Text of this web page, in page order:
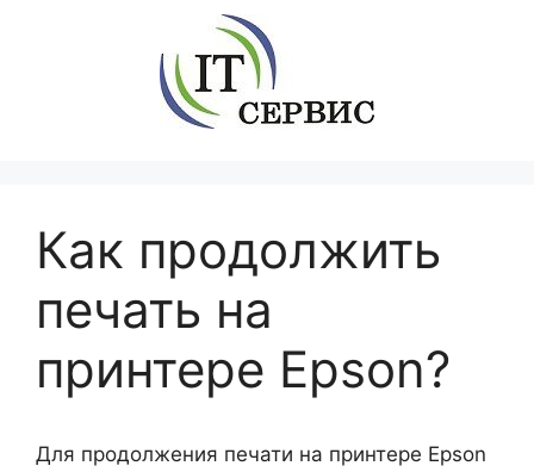
Как продолжить
печать на
принтере Epson?
Для продолжения печати на принтере Epson